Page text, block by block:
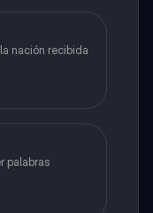
nación recibida
palabras